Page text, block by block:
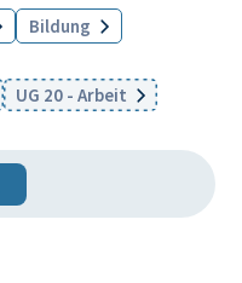
Bildung
UG 20 - Arbeit